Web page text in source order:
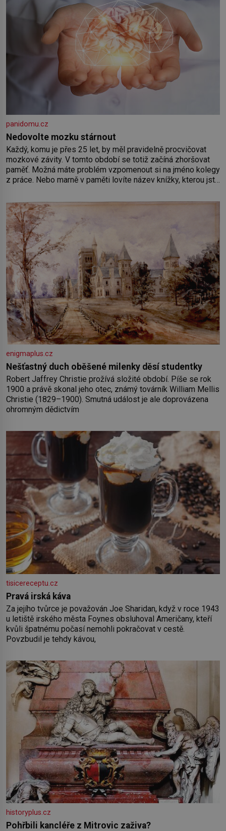
panidomu.cz
Nedovolte mozku stárnout
Každý, komu je přes 25 let, by měl pravidelně procvičovat
mozkové závity. V tomto období se totiž začíná zhoršovat
paměť. Možná máte problém vzpomenout si na jméno kolegy
z práce. Nebo marně v paměti lovíte název knížky, kterou jste
paměť rozhodla stávkovat. Cvičte
enigmaplus.cz
Nešťastný duch oběšené milenky děsí studentky
Robert Jaffrey Christie prožívá složité období. Píše se rok
1900 a právě skonal jeho otec, známý továrník William Mellis
Christie (1829–1900). Smutná událost je ale doprovázena
ohromným dědictvím
tisicereceptu.cz
Pravá irská káva
Za jejího tvůrce je považován Joe Sharidan, když v roce 1943
u letiště irského města Foynes obsluhoval Američany, kteří
kvůli špatnému počasí nemohli pokračovat v cestě.
Povzbudil je tehdy kávou,
historyplus.cz
Pohřbili kancléře z Mitrovic zaživa?